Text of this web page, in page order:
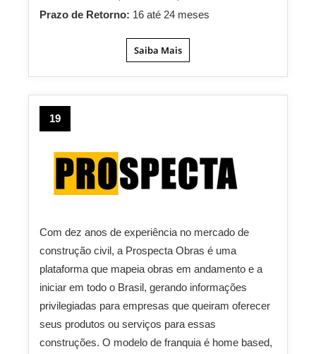
Prazo de Retorno: 16 até 24 meses
Saiba Mais
19
Com dez anos de experiência no mercado de
construção civil, a Prospecta Obras é uma
plataforma que mapeia obras em andamento e a
iniciar em todo o Brasil, gerando informações
privilegiadas para empresas que queiram oferecer
seus produtos ou serviços para essas
construções. O modelo de franquia é home based,